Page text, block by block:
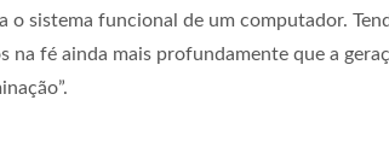
o sistema funcional de um computador.
na fé ainda mais profundamente que a